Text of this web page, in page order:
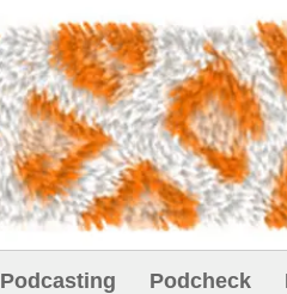
Podcasting Podcheck